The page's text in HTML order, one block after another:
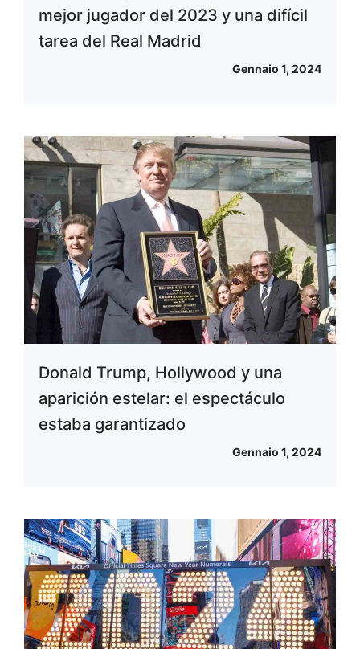
mejor jugador del 2023 y una difícil
tarea del Real Madrid
Gennaio 1, 2024
Donald Trump, Hollywood y una
aparición estelar: el espectáculo
estaba garantizado
Gennaio 1, 2024